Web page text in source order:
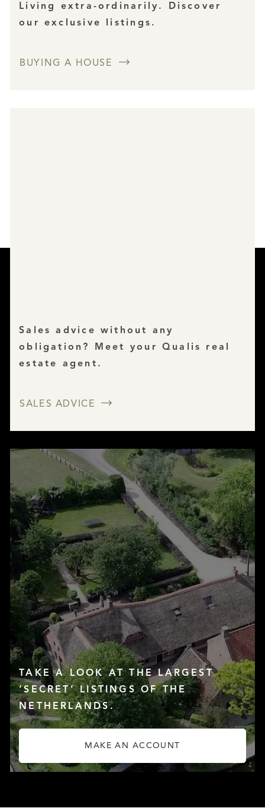
Living extra-ordinarily. Discover
our exclusive listings.
BUYING A HOUSE
Sales advice without any
obligation? Meet your Qualis real
estate agent.
SALES ADVICE
TAKE A LOOK AT THE LARGEST
‘SECRET’ LISTINGS OF THE
NETHERLANDS.
MAKE AN ACCOUNT
LISTINGS
SERVICES